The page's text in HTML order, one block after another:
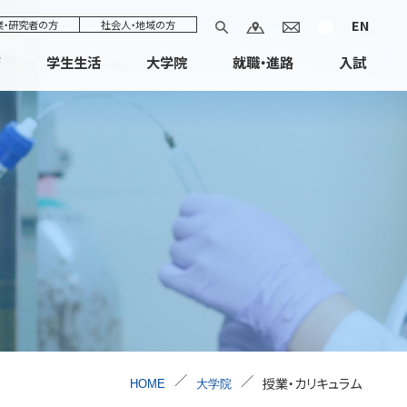
研究者の方 社会人・地域の方 EN
学生生活 大学院 就職・進路 入試
HOME 大学院 授業・カリキュラム